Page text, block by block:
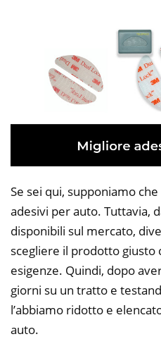
Se sei qui, supponiamo
adesivi per auto. Tuttavia,
disponibili sul mercato,
scegliere il prodotto giusto
esigenze. Quindi, dopo
giorni su un tratto e
l’abbiamo ridotto e
auto.